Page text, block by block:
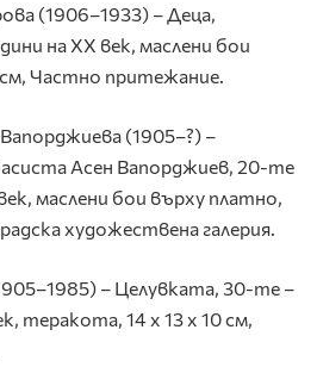
(1906–1933) – Деца,
на ХХ век, маслени бои
Частно притежание.
(1905–?) –
Асен Вапорджиев, 20-те
маслени бои върху платно,
художествена галерия.
– Целувката, 30-те –
теракота, 14 х 13 х 10 см,